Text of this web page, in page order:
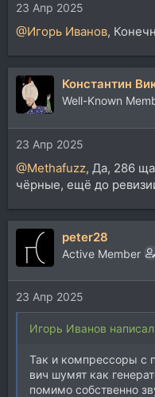
23 Апр 2025
@Игорь Иванов,
Константин
Well-Known
23 Апр 2025
@Methafuzz, Да, 286
чёрные, ещё до
peter28
Active Member
23 Апр 2025
Игорь Иванов
Так и компрессоры с
вич шумят как
помимо собственно